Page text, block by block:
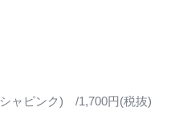
ャピンク) /1,700円(税抜)